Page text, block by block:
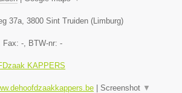
37a 3800 Sint Truiden (Limburg)
, Fax: - , BTW-nr: -
KAPPERS
| Screenshot ▼